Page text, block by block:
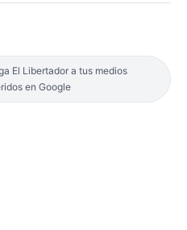
El Libertador a tus medios
en Google